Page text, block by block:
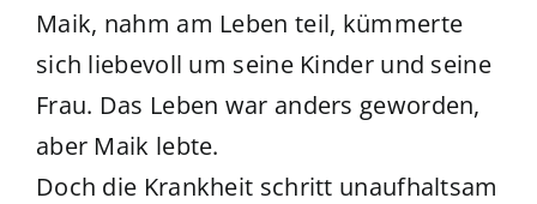
Maik, nahm am Leben teil, kümmerte
sich liebevoll um seine Kinder und seine
Frau. Das Leben war anders geworden,
aber Maik lebte.
Doch die Krankheit schritt unaufhaltsam